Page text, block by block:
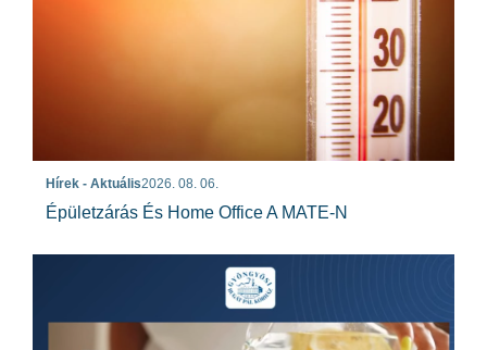
Hírek - Aktuális2026. 08. 06.
Épületzárás És Home Office A MATE-N